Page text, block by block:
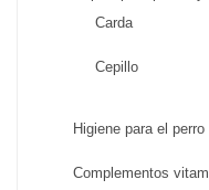
Carda
Cepillo
Higiene para el perro
Complementos